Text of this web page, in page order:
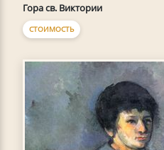
Гора св. Виктории
СТОИМОСТЬ